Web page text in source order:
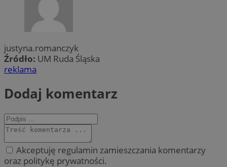
justyna.romanczyk
Źródło: UM Ruda Śląska
reklama
Dodaj komentarz
Akceptuję regulamin zamieszczania komentarzy
oraz politykę prywatności.